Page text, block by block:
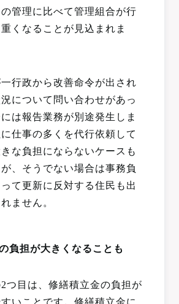
管理に比べて管理組合が行
くなることが見込まれま
行政から改善命令が出され
について問い合わせがあっ
は報告業務が別途発生しま
仕事の多くを代行依頼して
な負担にならないケースも
、そうでない場合は事務負
て更新に反対する住民も出
ません。
負担が大きくなることも
つ目は、修繕積立金の負担が
いことです。修繕積立金に